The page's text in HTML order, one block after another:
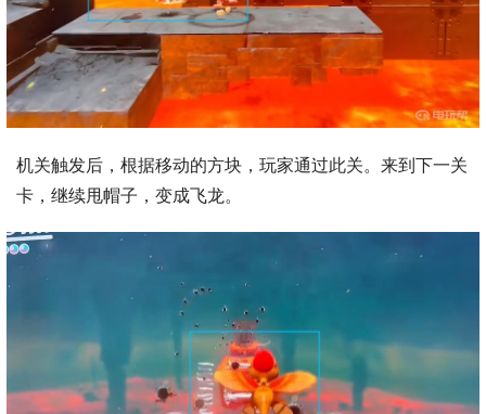
机关触发后，根据移动的方块，玩家通过此关。来到下一关
卡，继续甩帽子，变成飞龙。